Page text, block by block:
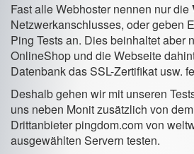
Fast alle Webhoster nennen nur die
Netzwerkanschlusses, oder geben
Ping Tests an. Dies beinhaltet aber
OnlineShop und die Webseite
Datenbank das SSL-Zertifikat usw.
Deshalb gehen wir mit unseren
uns neben Monit zusätzlich von
Drittanbieter pingdom.com von
ausgewählten Servern testen.